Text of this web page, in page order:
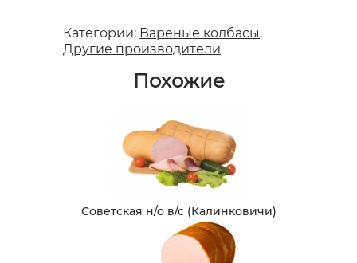
Категории: Вареные колбасы,
Другие производители
Похожие
Советская н/о в/с (Калинковичи)